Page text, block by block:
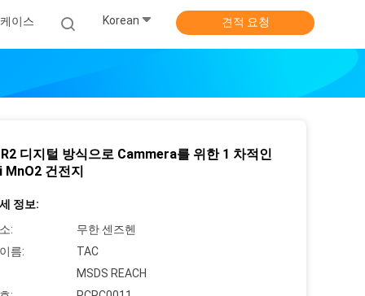
케이스 Korean 견적 요청
디지털 방식으로 Cammera를 위한 1 차적인
MnO2 건전지
정보:
:
무한 센즈헨
름:
TAC
MSDS REACH